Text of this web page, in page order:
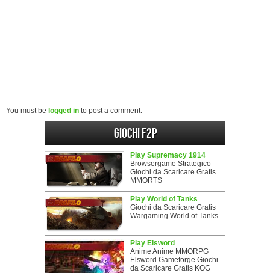
You must be logged in to post a comment.
Giochi F2P
Play Supremacy 1914
Browsergame Strategico
Giochi da Scaricare Gratis
MMORTS
Play World of Tanks
Giochi da Scaricare Gratis
Wargaming World of Tanks
Play Elsword
Anime Anime MMORPG
Elsword Gameforge Giochi
da Scaricare Gratis KOG